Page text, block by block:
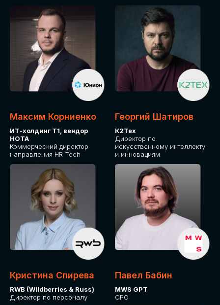
Какие направления для вас более актуальны?
GLOBAL TECH
HR TECH
MARKETING & SALES TECH
CX TECH
ОТПРАВИТЬ
Максим Корниенко
ИТ-холдинг Т1, вендор
НОТА
Коммерческий директор
направления HR Tech
Георгий Шатиров
К2Тех
Директор по
искусственному интеллекту
и инновациям
Кристина Спирева
RWB (Wildberries & Russ)
Директор по персоналу
Павел Бабин
MWS GPT
CPO